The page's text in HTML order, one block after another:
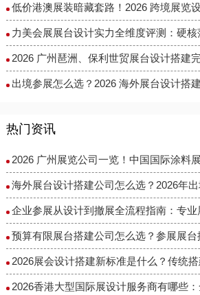
出境参展怎么选？2026 海外展台设计搭
热门资讯
预算有限展台搭建公司怎么选？参展展
2026展会设计搭建新标准是什么？传统